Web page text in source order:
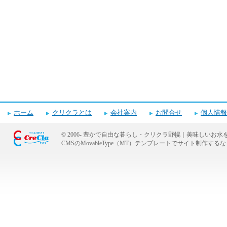
ホーム クリクラとは 会社案内 お問合せ 個人情
© 2006- 豊かで自由な暮らし・クリクラ野幌｜美味しいお水
CMSのMovableType（MT）テンプレートでサイト制作する